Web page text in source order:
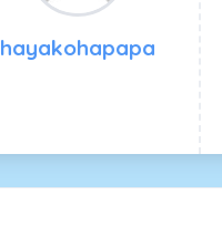
hayakohapapa